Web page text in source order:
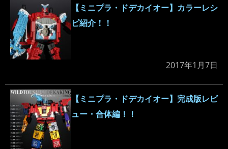
【ミニプラ・ドデカイオー】カラーレシ
ピ紹介！！
2017年1月7日
【ミニプラ・ドデカイオー】完成版レビ
ュー・合体編！！